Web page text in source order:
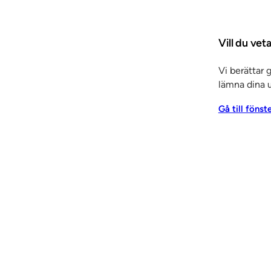
Vill du
Vi berättar
lämna dina
Gå till
ska komma ihåg att även detta är ett mycket tufft år i
hem sin största order någonsin. Medlemsföretag i
paneler och
i cityläge.
bredd på specialistkompetenser vi kan visa upp gör
under lågkonjunkturen, avslutar Peter Forsséll.